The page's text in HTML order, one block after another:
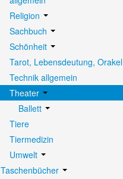
Religion
Sachbuch
Schönheit
Tarot, Lebensdeutung, Orakel
Technik allgemein
Theater
Ballett
Tiere
Tiermedizin
Umwelt
Taschenbücher